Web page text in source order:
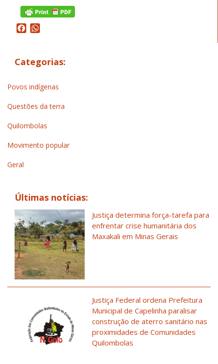
Facebook
Categorias:
Povos indígenas
Questões da terra
Quilombolas
Movimento popular
Geral
Últimas notícias:
Justiça determina força-tarefa para
enfrentar crise humanitária dos
Maxakali em Minas Gerais
Justiça Federal ordena Prefeitura
Municipal de Capelinha paralisar
construção de aterro sanitário nas
proximidades de Comunidades
Quilombolas